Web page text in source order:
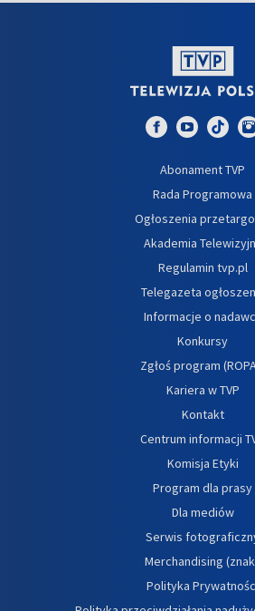
Abonament TVP
Rada Programowa
Ogłoszenia
Akademia
Regulamin tvp.pl
Telegazeta
Informacje o
Konkursy
Zgłoś program
Kariera w TVP
Kontakt
Centrum informacji
Komisja Etyki
Program dla prasy
Dla mediów
Serwis
Merchandising
Polityka